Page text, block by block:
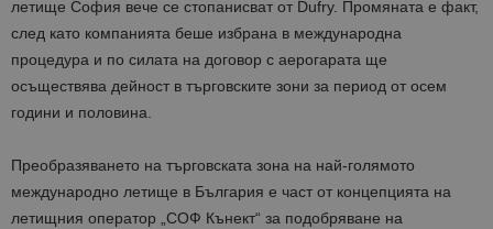
летище София вече се стопанисват от Dufry. Промяната е факт,
след като компанията беше избрана в международна
процедура и по силата на договор с аерогарата ще
осъществява дейност в търговските зони за период от осем
години и половина.
Преобразяването на търговската зона на най-голямото
международно летище в България е част от концепцията на
летищния оператор „СОФ Кънект“ за подобряване на